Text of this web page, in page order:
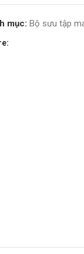
mục: Bộ sưu tập